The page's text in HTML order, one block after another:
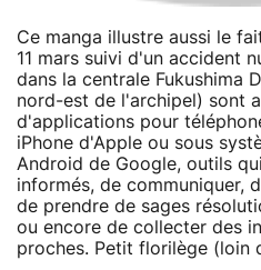
Ce manga illustre aussi le
11 mars suivi d'un accident
dans la centrale Fukushima
nord-est de l'archipel) sont
d'applications pour
iPhone d'Apple ou sous
Android de Google, outils
informés, de communiquer,
de prendre de sages
ou encore de collecter des
proches. Petit florilège (loin